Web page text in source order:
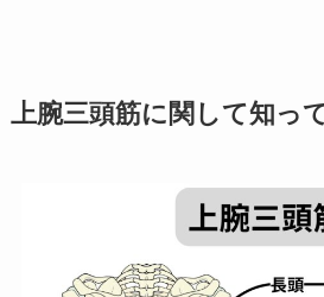
上腕三頭筋に関して知っ